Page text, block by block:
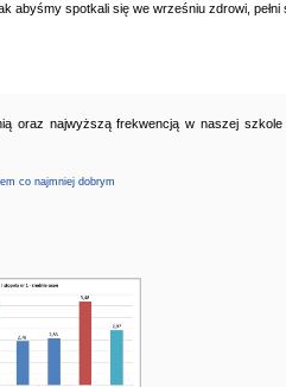
abyśmy spotkali się we wrześniu zdrowi, pełni
oraz najwyższą frekwencją w naszej szkole
co najmniej dobrym